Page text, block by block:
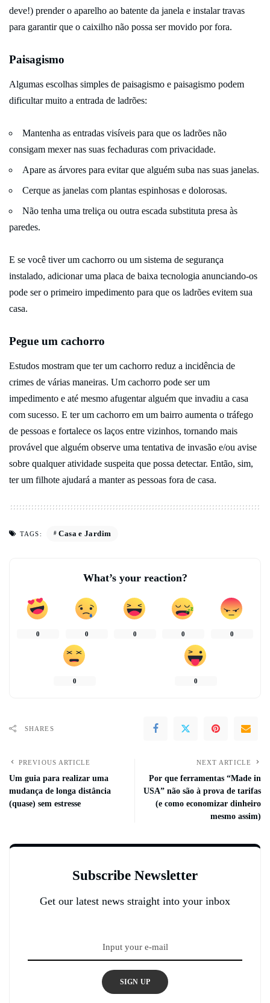
deve!) prender o aparelho ao batente da janela e instalar travas
para garantir que o caixilho não possa ser movido por fora.
Paisagismo
Algumas escolhas simples de paisagismo e paisagismo podem
dificultar muito a entrada de ladrões:
Mantenha as entradas visíveis para que os ladrões não
consigam mexer nas suas fechaduras com privacidade.
Apare as árvores para evitar que alguém suba nas suas janelas.
Cerque as janelas com plantas espinhosas e dolorosas.
Não tenha uma treliça ou outra escada substituta presa às
paredes.
E se você tiver um cachorro ou um sistema de segurança
instalado, adicionar uma placa de baixa tecnologia anunciando-os
pode ser o primeiro impedimento para que os ladrões evitem sua
casa.
Pegue um cachorro
Estudos mostram que ter um cachorro reduz a incidência de
crimes de várias maneiras. Um cachorro pode ser um
impedimento e até mesmo afugentar alguém que invadiu a casa
com sucesso. E ter um cachorro em um bairro aumenta o tráfego
de pessoas e fortalece os laços entre vizinhos, tornando mais
provável que alguém observe uma tentativa de invasão e/ou avise
sobre qualquer atividade suspeita que possa detectar. Então, sim,
ter um filhote ajudará a manter as pessoas fora de casa.
TAGS: Casa e Jardim
What’s your reaction?
0 0 0 0 0
0 0
SHARES
PREVIOUS ARTICLE
Um guia para realizar uma
mudança de longa distância
(quase) sem estresse
NEXT ARTICLE
Por que ferramentas “Made in
USA” não são à prova de tarifas
(e como economizar dinheiro
mesmo assim)
Subscribe Newsletter
Get our latest news straight into your inbox
SIGN UP